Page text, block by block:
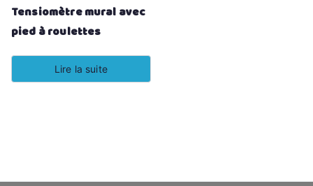
Tensiomètre mural avec
pied à roulettes
Lire la suite